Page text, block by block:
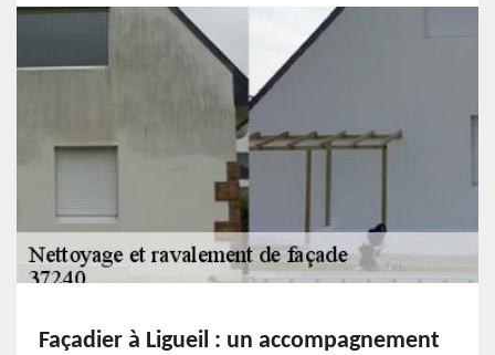
Façadier à Ligueil : un accompagnement